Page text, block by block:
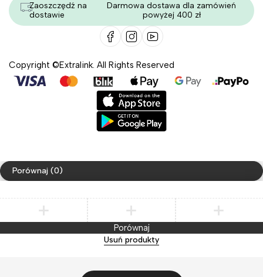
Zaoszczędź na
dostawie
Darmowa dostawa dla zamówień
powyżej 400 zł
Copyright ©Extralink. All Rights Reserved
Porównaj (0)
Porównaj
Usuń produkty